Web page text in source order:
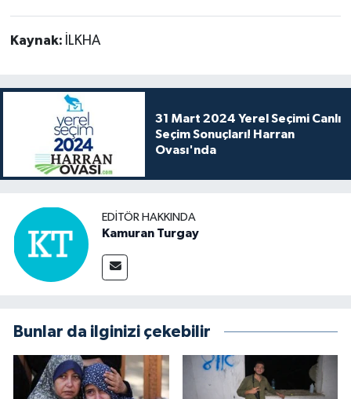
Kaynak: İLKHA
31 Mart 2024 Yerel Seçimi Canlı
Seçim Sonuçları! Harran
Ovası'nda
EDITÖR HAKKINDA
Kamuran Turgay
Bunlar da ilginizi çekebilir